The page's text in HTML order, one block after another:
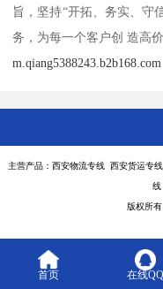
旨，坚持“开拓、务实、守
务，为每一个客户创 造高
m.qiang5388243.b2b168.com
主营产品：西安物流专线 西安货运专
线
版权所
首页 在线QQ